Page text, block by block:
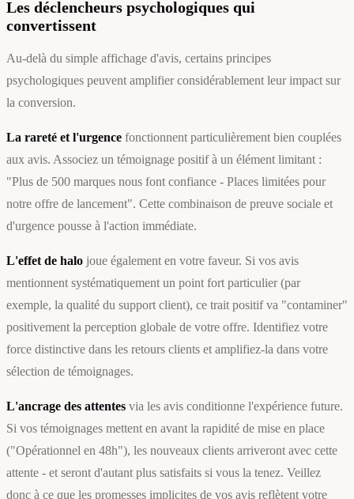
Les déclencheurs psychologiques qui
convertissent
Au-delà du simple affichage d'avis, certains principes
psychologiques peuvent amplifier considérablement leur impact sur
la conversion.
La rareté et l'urgence fonctionnent particulièrement bien couplées
aux avis. Associez un témoignage positif à un élément limitant :
"Plus de 500 marques nous font confiance - Places limitées pour
notre offre de lancement". Cette combinaison de preuve sociale et
d'urgence pousse à l'action immédiate.
L'effet de halo joue également en votre faveur. Si vos avis
mentionnent systématiquement un point fort particulier (par
exemple, la qualité du support client), ce trait positif va "contaminer"
positivement la perception globale de votre offre. Identifiez votre
force distinctive dans les retours clients et amplifiez-la dans votre
sélection de témoignages.
L'ancrage des attentes via les avis conditionne l'expérience future.
Si vos témoignages mettent en avant la rapidité de mise en place
("Opérationnel en 48h"), les nouveaux clients arriveront avec cette
attente - et seront d'autant plus satisfaits si vous la tenez. Veillez
donc à ce que les promesses implicites de vos avis reflètent votre